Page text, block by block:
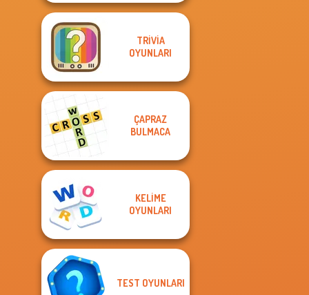
TRIVIA
OYUNLARI
ÇAPRAZ
BULMACA
KELIME
OYUNLARI
TEST OYUNLARI